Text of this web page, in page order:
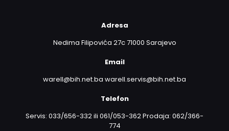
Adresa
Nedima Filipovića 27c 71000 Sarajevo
Email
warell@bih.net.ba warell.servis@bih.net.ba
Telefon
Servis: 033/656-332 ili 061/053-362 Prodaja: 062/366-
774